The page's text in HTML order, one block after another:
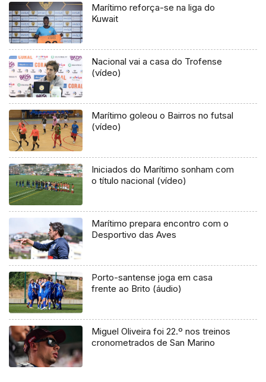
Marítimo reforça-se na liga do
Kuwait
Nacional vai a casa do Trofense
(vídeo)
Marítimo goleou o Bairros no futsal
(vídeo)
Iniciados do Marítimo sonham com
o título nacional (vídeo)
Marítimo prepara encontro com o
Desportivo das Aves
Porto-santense joga em casa
frente ao Brito (áudio)
Miguel Oliveira foi 22.º nos treinos
cronometrados de San Marino